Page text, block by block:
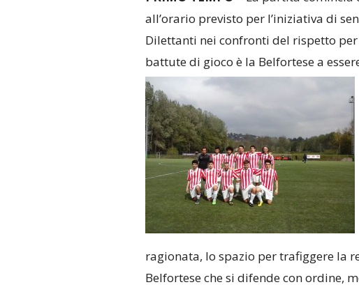
all’orario previsto per l’iniziativa di
Dilettanti nei confronti del rispetto
battute di gioco è la Belfortese a
ragionata, lo spazio per trafiggere la
Belfortese che si difende con ordine,